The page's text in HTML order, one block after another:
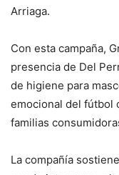
Arriaga.
Con esta campaña,
presencia de Del
de higiene para
emocional del fútbol
familias
La compañía